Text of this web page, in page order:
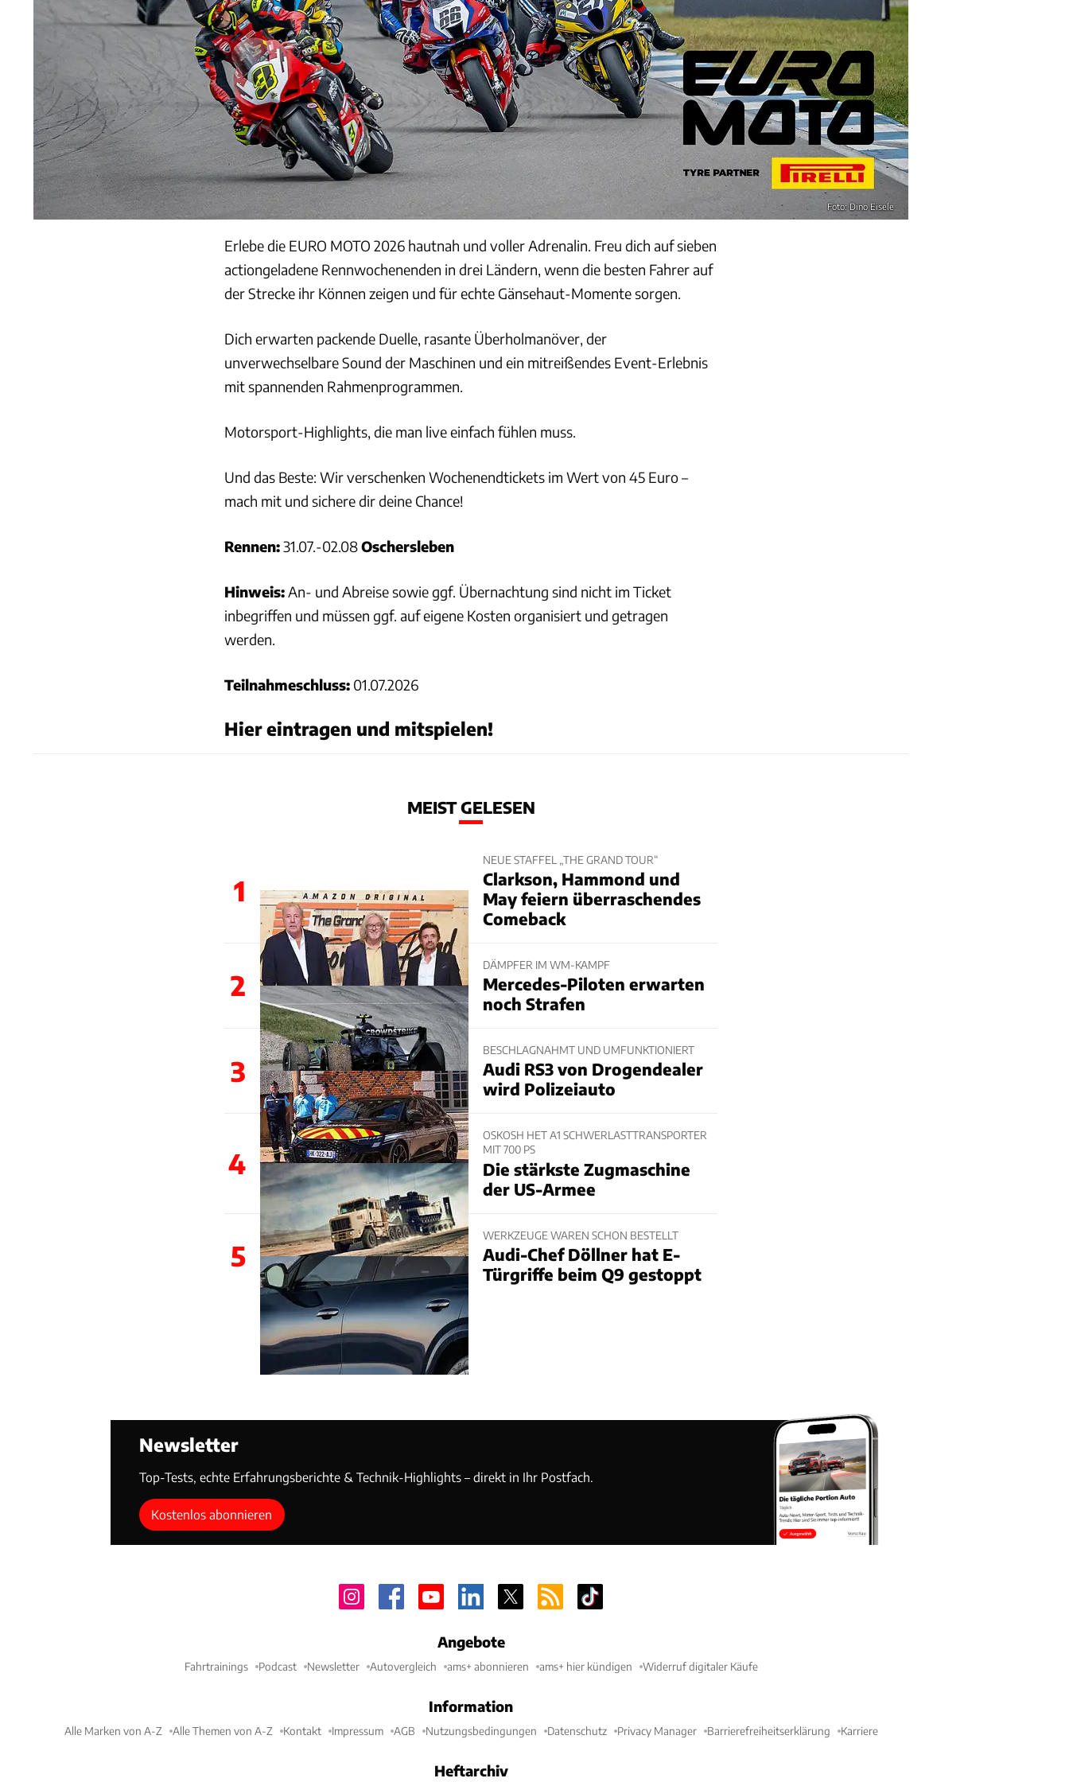
Foto: Dino Eisele
Erlebe die EURO MOTO 2026 hautnah und voller Adrenalin. Freu dich auf sieben
actiongeladene Rennwochenenden in drei Ländern, wenn die besten Fahrer auf
der Strecke ihr Können zeigen und für echte Gänsehaut-Momente sorgen.
Dich erwarten packende Duelle, rasante Überholmanöver, der
unverwechselbare Sound der Maschinen und ein mitreißendes Event-Erlebnis
mit spannenden Rahmenprogrammen.
Motorsport-Highlights, die man live einfach fühlen muss.
Und das Beste: Wir verschenken Wochenendtickets im Wert von 45 Euro –
mach mit und sichere dir deine Chance!
Rennen:31.07.-02.08Oschersleben
Hinweis: An- und Abreise sowie ggf. Übernachtung sind nicht im Ticket
inbegriffen und müssen ggf. auf eigene Kosten organisiert und getragen
werden.
Teilnahmeschluss: 01.07.2026
Hier eintragen und mitspielen!
MEIST GELESEN
1
NEUE STAFFEL „THE GRAND TOUR“
Clarkson, Hammond und
May feiern überraschendes
Comeback
2
DÄMPFER IM WM-KAMPF
Mercedes-Piloten erwarten
noch Strafen
3
BESCHLAGNAHMT UND UMFUNKTIONIERT
Audi RS3 von Drogendealer
wird Polizeiauto
4
OSKOSH HET A1 SCHWERLASTTRANSPORTER
MIT 700 PS
Die stärkste Zugmaschine
der US-Armee
5
WERKZEUGE WAREN SCHON BESTELLT
Audi-Chef Döllner hat E-
Türgriffe beim Q9 gestoppt
Newsletter
Top-Tests, echte Erfahrungsberichte & Technik-Highlights – direkt in Ihr Postfach.
Kostenlos abonnieren
Angebote
Fahrtrainings Podcast Newsletter Autovergleich ams+ abonnieren ams+ hier kündigen Widerruf digitaler Käufe
Information
Alle Marken von A-Z Alle Themen von A-Z Kontakt Impressum AGB Nutzungsbedingungen Datenschutz Privacy Manager Barrierefreiheitserklärung Karriere
Heftarchiv